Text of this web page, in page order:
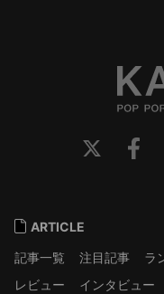
ARTICLE
記事一覧
注目記事 ラ
レビュー
インタビュー